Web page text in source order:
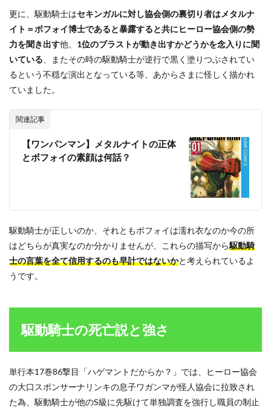
更に、駆動騎士はセキンガルに対し協会側の裏切り者はメタルナ
イト＝ボフォイ博士であると暴露すると共にヒーロー協会側の勢
力を聞き出す他、 1位のブラストが動き出すかどうかを念入りに聞
いている 、またその時の駆動騎士が逆行で黒く塗りつぶされてい
るという不穏な演出となっている等、あからさまに怪しく描かれ
ていました。
関連記事
【ワンパンマン】メタルナイトの正体
とボフォイの素顔は何話？
駆動騎士が正しいのか、それともボフォイは濡れ衣なのか今の所
はどちらが真実なのか分かりませんが、これらの描写から駆動騎
士の言葉を全て信用するのも早計ではないかと考えられているよ
うです。
駆動騎士の死亡説と強さ
単行本17巻86撃目「ハゲマントだからか？」では、ヒーロー協会
の大口スポンサーナリンキの息子ワガンマが怪人協会に拉致され
た為、駆動騎士が他のS級に先駆けて単独調査を強行し職員の制止